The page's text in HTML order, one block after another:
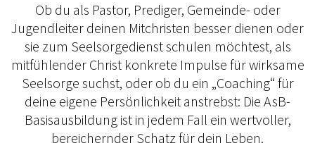
Ob du als Pastor, Prediger, Gemeinde- oder
Jugendleiter deinen Mitchristen besser dienen oder
sie zum Seelsorgedienst schulen möchtest, als
mitfühlender Christ konkrete Impulse für wirksame
Seelsorge suchst, oder ob du ein „Coaching“ für
deine eigene Persönlichkeit anstrebst: Die AsB-
Basisausbildung ist in jedem Fall ein wertvoller,
bereichernder Schatz für dein Leben.